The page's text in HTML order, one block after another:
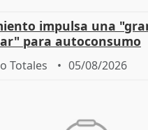
impulsa una
para autoconsumo
Totales 05/08/2026